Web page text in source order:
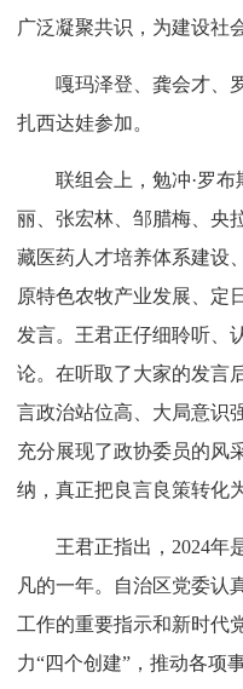
广泛凝聚共识，为建设社
嘎玛泽登、龚会才、
扎西达娃参加。
联组会上，勉冲·罗
丽、张宏林、邹腊梅、央
藏医药人才培养体系建设
原特色农牧产业发展、定
发言。王君正仔细聆听、
论。在听取了大家的发言
言政治站位高、大局意识
充分展现了政协委员的风
纳，真正把良言良策转化
王君正指出，2024年
凡的一年。自治区党委认
工作的重要指示和新时代
力“四个创建”，推动各项